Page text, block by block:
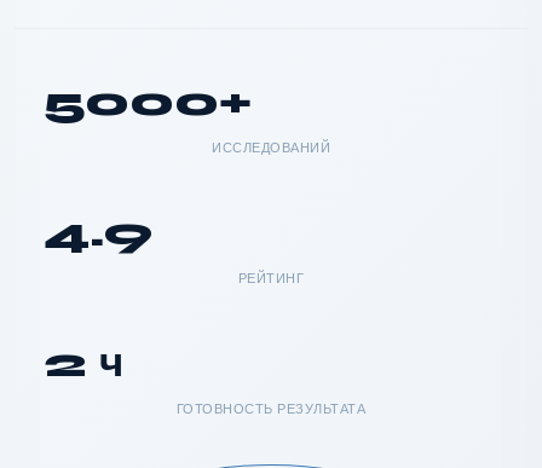
5000+
ИССЛЕДОВАНИЙ
4.9
РЕЙТИНГ
2 ч
ГОТОВНОСТЬ РЕЗУЛЬТАТА